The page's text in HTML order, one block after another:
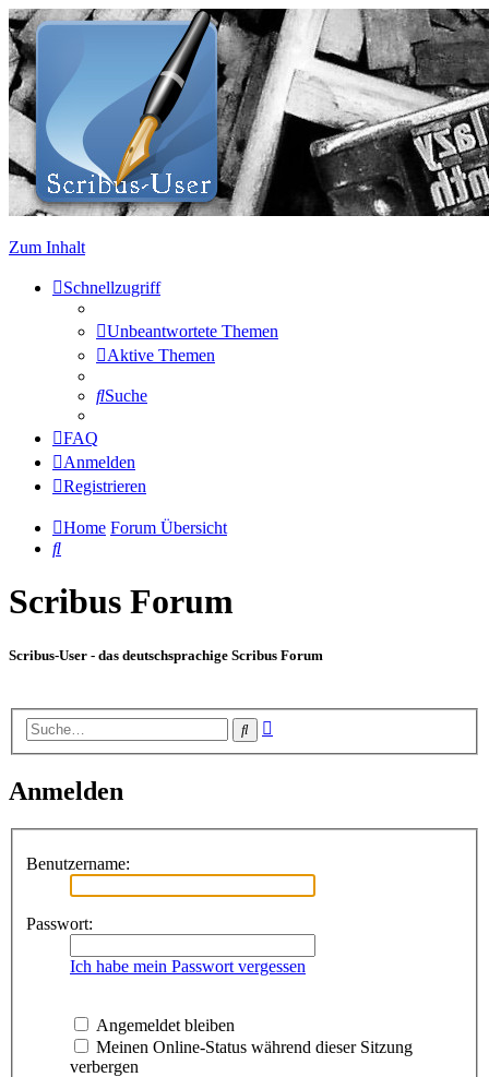
Zum Inhalt
Schnellzugriff
Unbeantwortete Themen
Aktive Themen
Suche
FAQ
Anmelden
Registrieren
Home Forum Übersicht
Suche
Scribus Forum
Scribus-User - das deutschsprachige Scribus Forum
Suche
Anmelden
Benutzername:
Passwort:
Ich habe mein Passwort vergessen
Angemeldet bleiben
Meinen Online-Status während dieser Sitzung
verbergen